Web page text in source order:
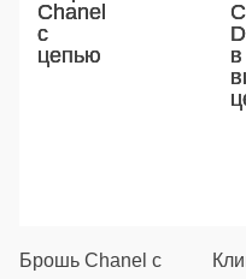
Брошь Chanel с